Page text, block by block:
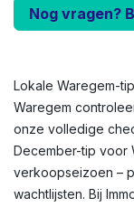
Nog vragen?
Lokale Waregem-
Waregem
onze volledige
December-tip voor
verkoopseizoen –
wachtlijsten. Bij